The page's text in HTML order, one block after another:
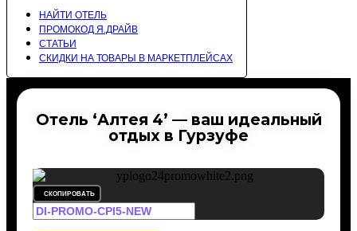
НАЙТИ ОТЕЛЬ
ПРОМОКОД Я.ДРАЙВ
СТАТЬИ
СКИДКИ НА ТОВАРЫ В МАРКЕТПЛЕЙСАХ
Отель ‘Алтея 4’ — ваш идеальный
отдых в Гурзуфе
СКОПИРОВАТЬ